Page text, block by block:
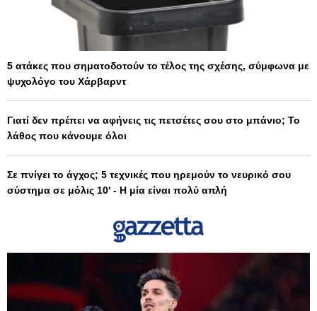
5 ατάκες που σηματοδοτούν το τέλος της σχέσης, σύμφωνα με
ψυχολόγο του Χάρβαρντ
Γιατί δεν πρέπει να αφήνεις τις πετσέτες σου στο μπάνιο; Το
λάθος που κάνουμε όλοι
Σε πνίγει το άγχος; 5 τεχνικές που ηρεμούν το νευρικό σου
σύστημα σε μόλις 10' - Η μία είναι πολύ απλή